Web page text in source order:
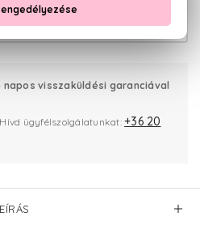
Eau De Parfum
napos visszaküldési garanciával
ügyfélszolgálatunkat: +36 20